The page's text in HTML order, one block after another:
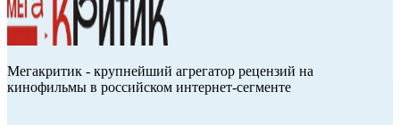
Мегакритик - крупнейший агрегатор рецензий на
кинофильмы в российском интернет-сегменте